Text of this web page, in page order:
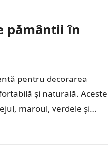
pământii în
pentru decorarea
și naturală. Aceste
maroul, verdele și